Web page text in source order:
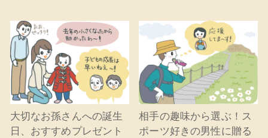
大切なお孫さんへの誕生
日、おすすめプレゼント
相手の趣味から選ぶ！ス
ポーツ好きの男性に贈る